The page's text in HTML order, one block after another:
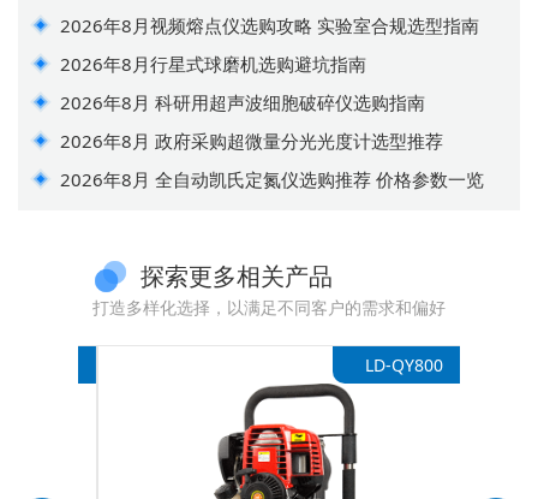
2026年8月视频熔点仪选购攻略 实验室合规选型指南
2026年8月行星式球磨机选购避坑指南
2026年8月 科研用超声波细胞破碎仪选购指南
2026年8月 政府采购超微量分光光度计选型推荐
2026年8月 全自动凯氏定氮仪选购推荐 价格参数一览
探索更多相关产品
打造多样化选择，以满足不同客户的需求和偏好
LD-QY800